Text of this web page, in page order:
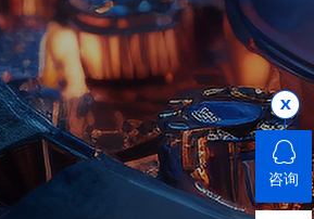
咨询